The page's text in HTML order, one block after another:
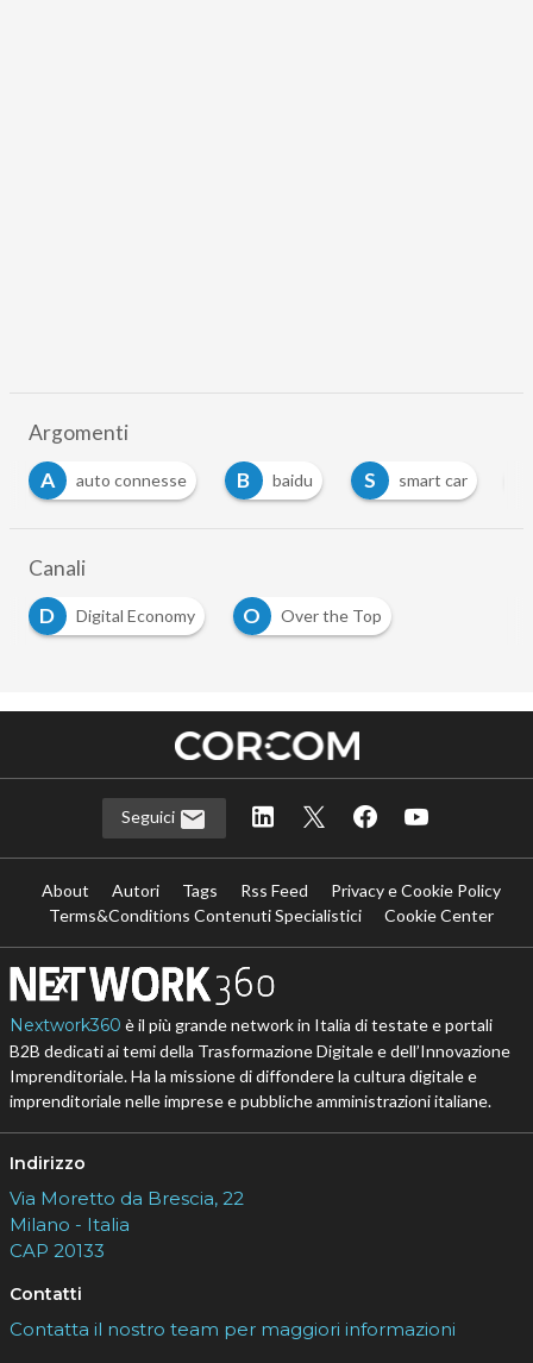
Argomenti
A
auto connesse B baidu S smart car
Canali
D
Digital Economy O Over the Top
Seguici
About Autori Tags Rss Feed
Privacy e Cookie Policy
Terms&Conditions Contenuti Specialistici
Cookie Center
Nextwork360 è il più grande network in Italia di testate e portali
B2B dedicati ai temi della Trasformazione Digitale e dell’Innovazione
Imprenditoriale. Ha la missione di diffondere la cultura digitale e
imprenditoriale nelle imprese e pubbliche amministrazioni italiane.
Indirizzo
Via Moretto da Brescia, 22
Milano - Italia
CAP 20133
Contatti
Contatta il nostro team per maggiori informazioni